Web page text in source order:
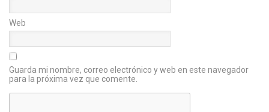
Web
Guarda mi nombre, correo electrónico y web en este navegador
para la próxima vez que comente.